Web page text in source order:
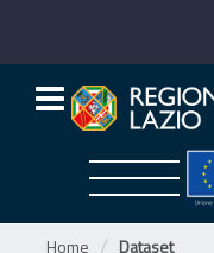
Home Dataset